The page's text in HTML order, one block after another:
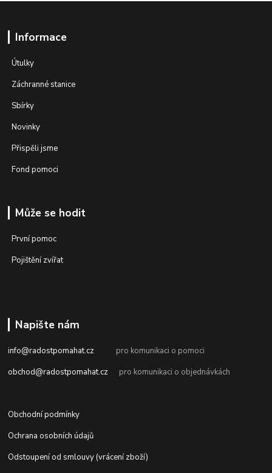
Informace
Útulky
Záchranné stanice
Sbírky
Novinky
Přispěli jsme
Fond pomoci
Může se hodit
První pomoc
Pojištění zvířat
Napište nám
info@radostpomahat.cz pro komunikaci o pomoci
obchod@radostpomahat.cz pro komunikaci o objednávkách
Obchodní podmínky
Ochrana osobních údajů
Odstoupení od smlouvy (vrácení zboží)